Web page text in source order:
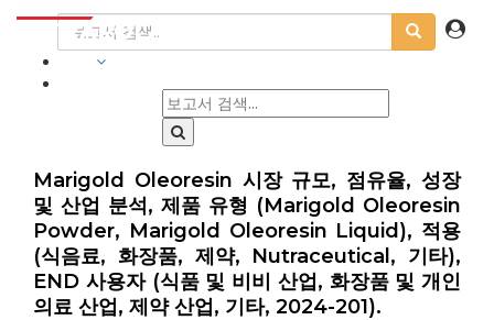
Marigold Oleoresin 시장 규모, 점유율, 성장
및 산업 분석, 제품 유형 (Marigold Oleoresin
Powder, Marigold Oleoresin Liquid), 적용
(식음료, 화장품, 제약, Nutraceutical, 기타),
END 사용자 (식품 및 비비 산업, 화장품 및 개인
의료 산업, 제약 산업, 기타, 2024-201).